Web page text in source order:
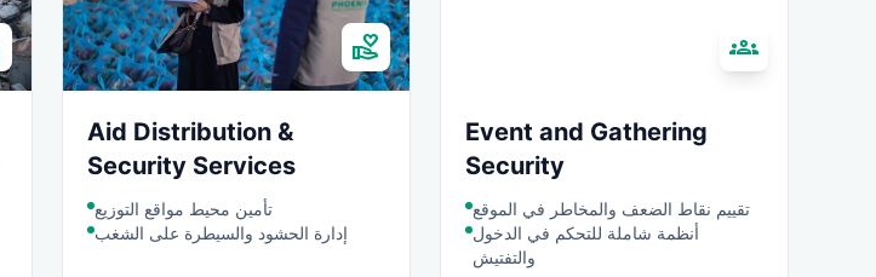
volunteer_activism
Aid Distribution &
Security Services
تأمين محيط مواقع التوزيع
إدارة الحشود والسيطرة على الشغب
groups
Event and Gathering
Security
تقييم نقاط الضعف والمخاطر في الموقع
أنظمة شاملة للتحكم في الدخول
والتفتيش